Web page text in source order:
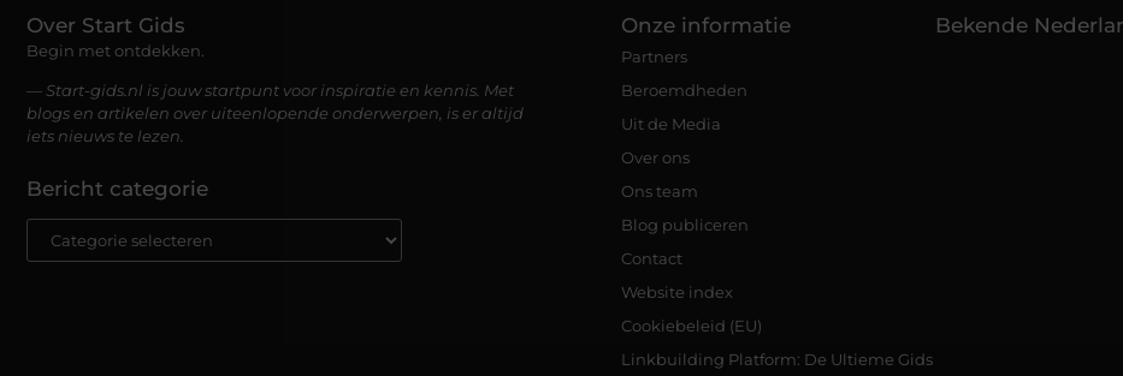
Over Start Gids
Begin met ontdekken.
— Start-gids.nl is jouw startpunt voor inspiratie en kennis. Met
blogs en artikelen over uiteenlopende onderwerpen, is er altijd
iets nieuws te lezen.
Bericht categorie
Onze informatie
Partners
Beroemdheden
Uit de Media
Over ons
Ons team
Blog publiceren
Contact
Website index
Cookiebeleid (EU)
Linkbuilding Platform: De Ultieme Gids
Bekende